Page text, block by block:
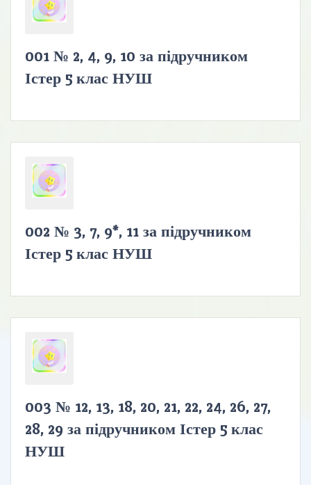
001 № 2, 4, 9, 10 за підручником
Істер 5 клас НУШ
002 № 3, 7, 9*, 11 за підручником
Істер 5 клас НУШ
003 № 12, 13, 18, 20, 21, 22, 24, 26, 27,
28, 29 за підручником Істер 5 клас
НУШ